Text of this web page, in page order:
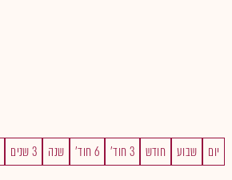
יום שבוע חודש 3 חוד' 6 חוד' שנה 3 שנים